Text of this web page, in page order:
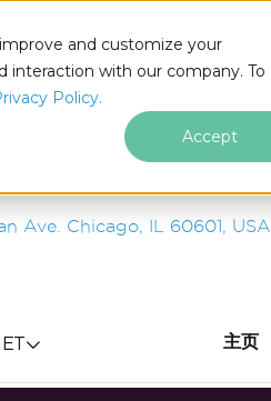
and customize your
interaction with our company. To
Policy.
Accept
Ave. Chicago, IL 60601, USA
主页